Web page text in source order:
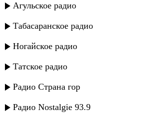
Агульское радио
Табасаранское радио
Ногайское радио
Татское радио
Радио Страна гор
Радио Nostalgie 93.9
---
Русское радио